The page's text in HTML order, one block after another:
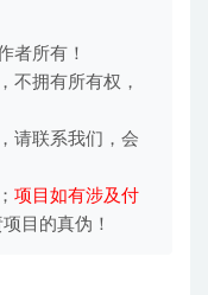
者所有！
不拥有所有权，
请联系我们，会
项目如有涉及付
目的真伪！